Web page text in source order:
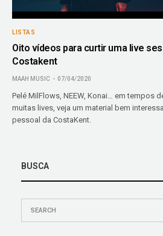
LISTAS
Oito vídeos para curtir uma live
Costakent
MAAH MUSIC 07/04/2020
Pelé MilFlows, NEEW, Konai… em tempos
muitas lives, veja um material bem
pessoal da CostaKent.
BUSCA